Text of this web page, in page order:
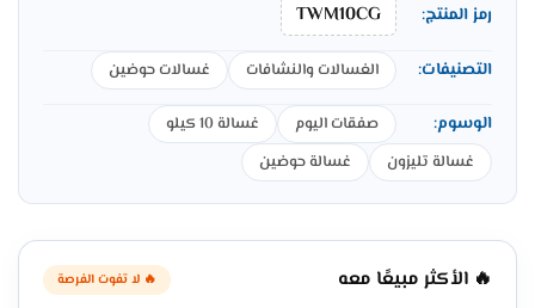
رمز المنتج: TWM10CG
التصنيفات: الغسالات والنشافات غسالات حوضين
الوسوم: صفقات اليوم
غسالة 10 كيلو
غسالة تليزون
غسالة حوضين
🔥 الأكثر مبيعًا معه 🔥 لا تفوت الفرصة